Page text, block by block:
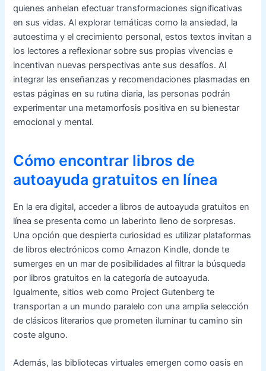
quienes anhelan efectuar transformaciones significativas
en sus vidas. Al explorar temáticas como la ansiedad, la
autoestima y el crecimiento personal, estos textos invitan a
los lectores a reflexionar sobre sus propias vivencias e
incentivan nuevas perspectivas ante sus desafíos. Al
integrar las enseñanzas y recomendaciones plasmadas en
estas páginas en su rutina diaria, las personas podrán
experimentar una metamorfosis positiva en su bienestar
emocional y mental.
Cómo encontrar libros de
autoayuda gratuitos en línea
En la era digital, acceder a libros de autoayuda gratuitos en
línea se presenta como un laberinto lleno de sorpresas.
Una opción que despierta curiosidad es utilizar plataformas
de libros electrónicos como Amazon Kindle, donde te
sumerges en un mar de posibilidades al filtrar la búsqueda
por libros gratuitos en la categoría de autoayuda.
Igualmente, sitios web como Project Gutenberg te
transportan a un mundo paralelo con una amplia selección
de clásicos literarios que prometen iluminar tu camino sin
coste alguno.
Además, las bibliotecas virtuales emergen como oasis en